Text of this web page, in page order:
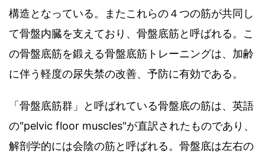
構造となっている。またこれらの４つの筋が共同し
て骨盤内臓を支えており、骨盤底筋と呼ばれる。こ
の骨盤底筋を鍛える骨盤底筋トレーニングは、加齢
に伴う軽度の尿失禁の改善、予防に有効である。
「骨盤底筋群」と呼ばれている骨盤底の筋は、英語
の"pelvic floor muscles"が直訳されたものであり、
解剖学的には会陰の筋と呼ばれる。骨盤底は左右の